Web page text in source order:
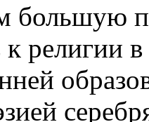
большую
религии